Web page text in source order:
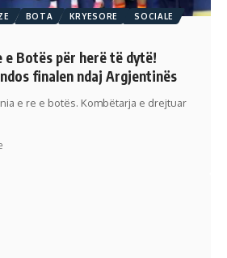
BOTA KRYESORE
SOCIALE
e Botës për herë të dytë!
finalen ndaj Argjentinës
e re e botës. Kombëtarja e drejtuar